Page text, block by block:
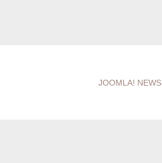
JOOMLA! NEWS